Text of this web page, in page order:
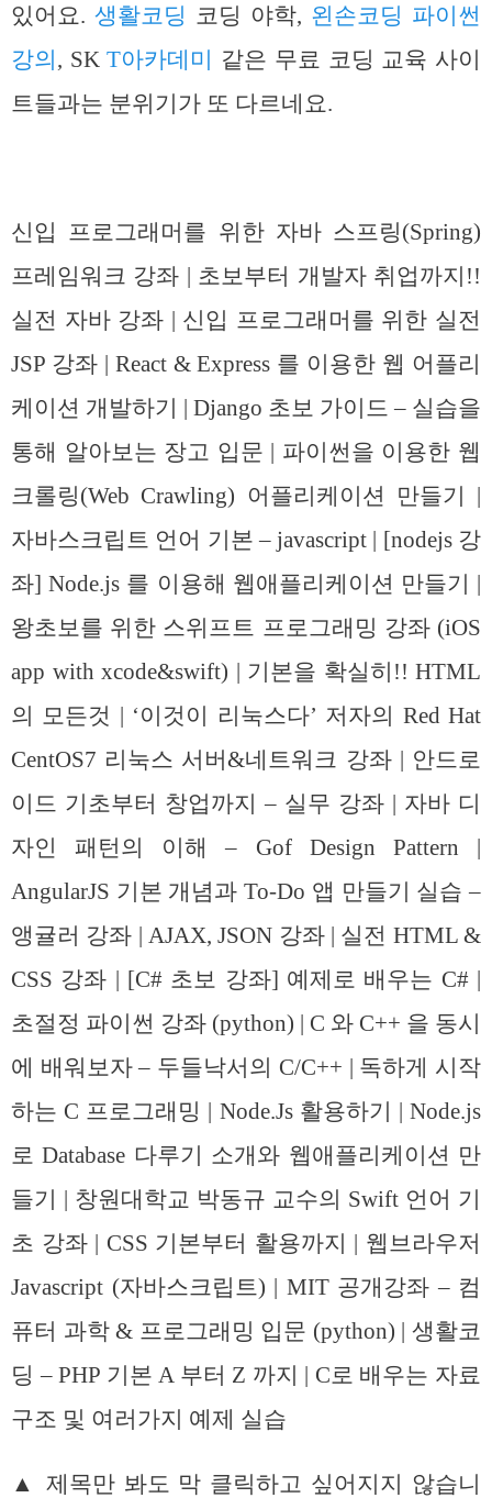
있어요. 생활코딩 코딩 야학, 왼손코딩 파이썬
강의, SKT아카데미 같은 무료 코딩 교육 사이
트들과는 분위기가 또 다르네요.
신입 프로그래머를 위한 자바 스프링(Spring)
프레임워크 강좌 | 초보부터 개발자 취업까지!!
실전 자바 강좌 | 신입 프로그래머를 위한 실전
JSP 강좌 | React & Express 를 이용한 웹 어플리
케이션 개발하기 | Django 초보 가이드 – 실습을
통해 알아보는 장고 입문 | 파이썬을 이용한 웹
크롤링(Web Crawling) 어플리케이션 만들기 |
자바스크립트 언어 기본 – javascript | [nodejs 강
좌] Node.js 를 이용해 웹애플리케이션 만들기 |
왕초보를 위한 스위프트 프로그래밍 강좌 (iOS
app with xcode&swift) | 기본을 확실히!! HTML
의 모든것 | ‘이것이 리눅스다’ 저자의 Red Hat
CentOS7 리눅스 서버&네트워크 강좌 | 안드로
이드 기초부터 창업까지 – 실무 강좌 | 자바 디
자인 패턴의 이해 – Gof Design Pattern |
AngularJS 기본 개념과 To-Do 앱 만들기 실습 –
앵귤러 강좌 | AJAX, JSON 강좌 | 실전 HTML &
CSS 강좌 | [C# 초보 강좌] 예제로 배우는 C# |
초절정 파이썬 강좌 (python) | C 와 C++ 을 동시
에 배워보자 – 두들낙서의 C/C++ | 독하게 시작
하는 C 프로그래밍 | Node.Js 활용하기 | Node.js
로 Database 다루기 소개와 웹애플리케이션 만
들기 | 창원대학교 박동규 교수의 Swift 언어 기
초 강좌 | CSS 기본부터 활용까지 | 웹브라우저
Javascript (자바스크립트) | MIT 공개강좌 – 컴
퓨터 과학 & 프로그래밍 입문 (python) | 생활코
딩 – PHP 기본 A 부터 Z 까지 | C로 배우는 자료
구조 및 여러가지 예제 실습
▲ 제목만 봐도 막 클릭하고 싶어지지 않습니